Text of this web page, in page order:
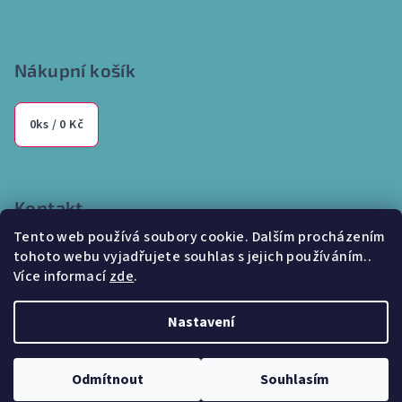
Tento web používá soubory cookie. Dalším procházením
tohoto webu vyjadřujete souhlas s jejich používáním..
Více informacízde.
Nastavení
Odmítnout Souhlasím
Nákupní košík
0ks / 0 Kč
Kontakt
info @internetparfem.cz
603 100 829
Internetparfem.cz